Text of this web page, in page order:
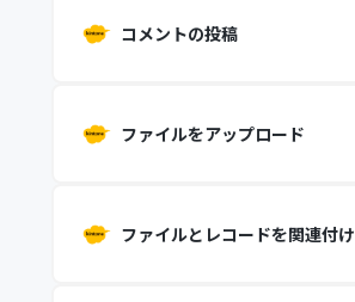
コメントの投稿
ファイルをアップロード
ファイルとレコードを関連付け